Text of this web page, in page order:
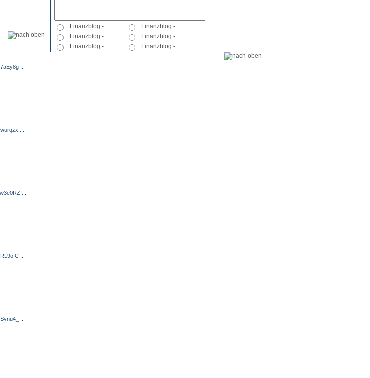
...
...
...
...
...